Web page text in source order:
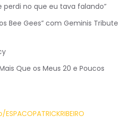
perdi no que eu tava falando”
Bee Gees” com Geminis Tribute
Que os Meus 20 e Poucos